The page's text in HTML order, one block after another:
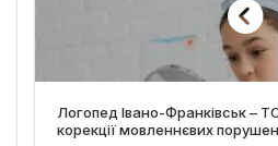
Логопед Івано-Франківськ –
корекції мовленнєвих